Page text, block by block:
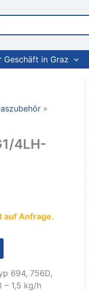
Geschäft in Graz
4LH-
auf Anfrage.
694, 756D,
– 1,5 kg/h